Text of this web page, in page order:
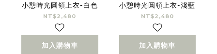
小憩時光圓領上衣-白色
NT$2,480
加入購物車
小憩時光圓領上衣-淺藍
NT$2,480
加入購物車